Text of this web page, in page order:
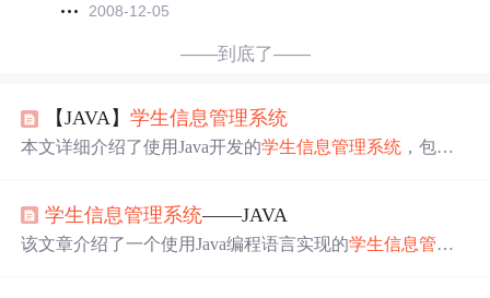
2008-12-05
——到底了——
【JAVA】学生信息管理系统
本文详细介绍了使用Java开发的学生信息管理系统 ，包括
学生信息管理系统——JAVA
该文章介绍了一个使用Java编程语言实现的学生信息管理